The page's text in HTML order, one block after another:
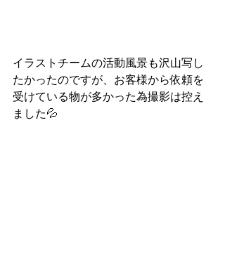
イラストチームの活動風景も沢山写し
たかったのですが、お客様から依頼を
受けている物が多かった為撮影は控え
ました💦